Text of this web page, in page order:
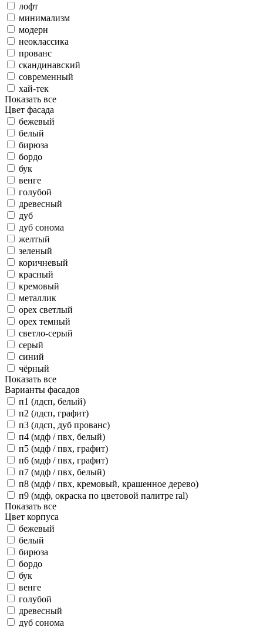
лофт
минимализм
модерн
неоклассика
прованс
скандинавский
современный
хай-тек
Показать все
Цвет фасада
бежевый
белый
бирюза
бордо
бук
венге
голубой
древесный
дуб
дуб сонома
желтый
зеленый
коричневый
красный
кремовый
металлик
орех светлый
орех темный
светло-серый
серый
синий
чёрный
Показать все
Варианты фасадов
п1 (лдсп, белый)
п2 (лдсп, графит)
п3 (лдсп, дуб прованс)
п4 (мдф / пвх, белый)
п5 (мдф / пвх, графит)
п6 (мдф / пвх, графит)
п7 (мдф / пвх, белый)
п8 (мдф / пвх, кремовый, крашенное дерево)
п9 (мдф, окраска по цветовой палитре ral)
Показать все
Цвет корпуса
бежевый
белый
бирюза
бордо
бук
венге
голубой
древесный
дуб сонома